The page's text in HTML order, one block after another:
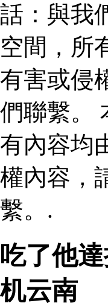
話：與我
空間，所
有害或侵
們聯繫。
有內容均
權內容，
繫。.
吃了他
机云南